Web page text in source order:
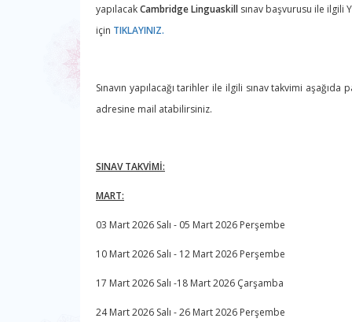
yapılacakCambridge Linguaskill sınav başvurusu ile ilgili
için TIKLAYINIZ.
Sınavın yapılacağı tarihler ile ilgili sınav takvimi
adresine mail atabilirsiniz.
SINAV TAKVİMİ:
MART:
03 Mart 2026 Salı - 05 Mart 2026 Perşembe
10 Mart 2026 Salı - 12 Mart 2026 Perşembe
17 Mart 2026 Salı -18 Mart 2026 Çarşamba
24 Mart 2026 Salı - 26 Mart 2026 Perşembe